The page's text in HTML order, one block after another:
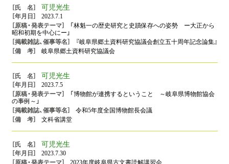
可児光生
2023.7.1
「林魁一の歴史研究と史蹟保存への姿勢 ー大正から
昭和初期を中心にー」
『岐阜県郷土資料研究協議会創立五十周年記念論集』
岐阜県郷土資料研究協議会
可児光生
2023.7.5
「博物館が連携するということ ～岐阜県博物館協会
の事例～」
令和5年度全国博物館長会議
文科省講堂
可児光生
2023.7.30